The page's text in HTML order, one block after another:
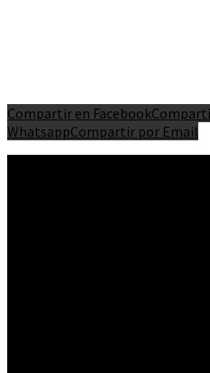
Compartir en Facebook
WhatsappCompartir por Email